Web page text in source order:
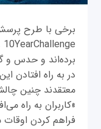
برخی با طرح
برده‌اند و حدس و
در به راه
معتقدند چنین
»کاربران به راه
فراهم کردن